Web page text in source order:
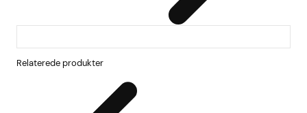
Relaterede produkter